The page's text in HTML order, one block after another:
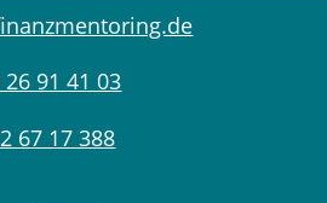
26 91 41 03
67 17 388